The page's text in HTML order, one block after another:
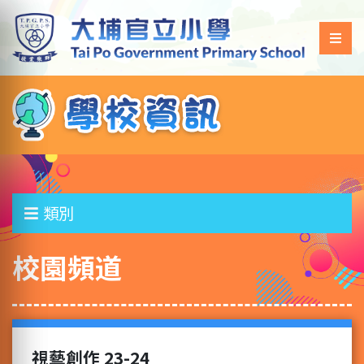
類別
校園頻道
視藝創作 23-24